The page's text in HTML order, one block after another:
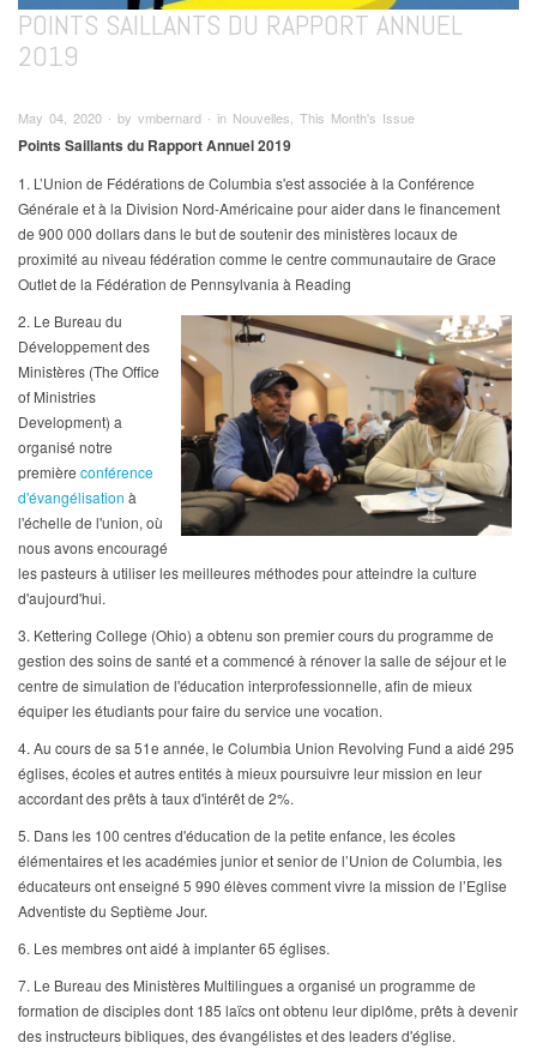
POINTS SAILLANTS DU RAPPORT ANNUEL
2019
May 04, 2020 ∙ by vmbernard ∙ in Nouvelles, This Month's Issue
Points Saillants du Rapport Annuel 2019
1. L’Union de Fédérations de Columbia s'est associée à la Conférence
Générale et à la Division Nord-Américaine pour aider dans le financement
de 900 000 dollars dans le but de soutenir des ministères locaux de
proximité au niveau fédération comme le centre communautaire de Grace
Outlet de la Fédération de Pennsylvania à Reading
2. Le Bureau du
Développement des
Ministères (The Office
of Ministries
Development) a
organisé notre
première conférence
d'évangélisation à
l'échelle de l'union, où
nous avons encouragé
les pasteurs à utiliser les meilleures méthodes pour atteindre la culture
d'aujourd'hui.
3. Kettering College (Ohio) a obtenu son premier cours du programme de
gestion des soins de santé et a commencé à rénover la salle de séjour et le
centre de simulation de l'éducation interprofessionnelle, afin de mieux
équiper les étudiants pour faire du service une vocation.
4. Au cours de sa 51e année, le Columbia Union Revolving Fund a aidé 295
églises, écoles et autres entités à mieux poursuivre leur mission en leur
accordant des prêts à taux d'intérêt de 2%.
5. Dans les 100 centres d'éducation de la petite enfance, les écoles
élémentaires et les académies junior et senior de l’Union de Columbia, les
éducateurs ont enseigné 5 990 élèves comment vivre la mission de l’Eglise
Adventiste du Septième Jour.
6. Les membres ont aidé à implanter 65 églises.
7. Le Bureau des Ministères Multilingues a organisé un programme de
formation de disciples dont 185 laïcs ont obtenu leur diplôme, prêts à devenir
des instructeurs bibliques, des évangélistes et des leaders d'église.